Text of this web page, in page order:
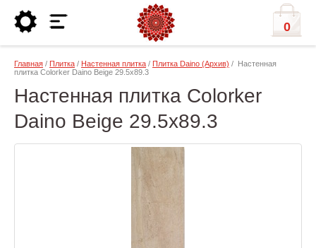
0
Главная / Плитка / Настенная плитка / Плитка Daino (Архив) / Настенная
плитка Colorker Daino Beige 29.5x89.3
Настенная плитка Colorker
Daino Beige 29.5x89.3